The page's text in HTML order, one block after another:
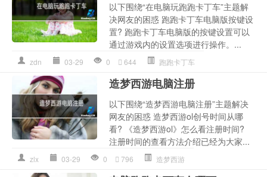
以下围绕“在电脑玩跑跑卡丁车”主题解
决网友的困惑 跑跑卡丁车电脑版按键设
置? 跑跑卡丁车电脑版的按键设置可以
通过游戏内的设置选项进行操作。...
zdn 03-29 0 644 跑跑卡丁车
造梦西游电脑注册
以下围绕“造梦西游电脑注册”主题解决
网友的困惑 造梦西游ol创号时间从哪
看? 《造梦西游ol》怎么看注册时间?
注册时间的查看方法介绍已经为大家...
zlx 03-29 0 796 造梦西游